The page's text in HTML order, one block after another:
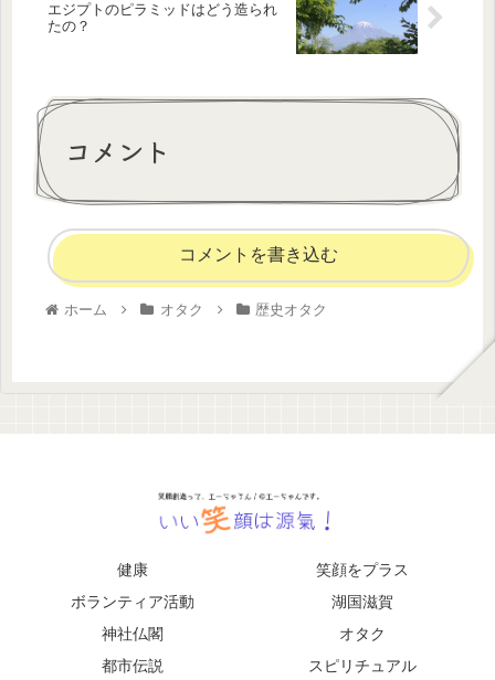
エジプトのピラミッドはどう造られ
たの？
コメント
コメントを書き込む
ホーム オタク 歴史オタク
健康
笑顔をプラス
ボランティア活動
湖国滋賀
神社仏閣
オタク
都市伝説
スピリチュアル